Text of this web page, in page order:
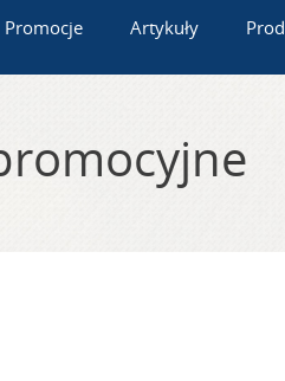
Promocje Artykuły